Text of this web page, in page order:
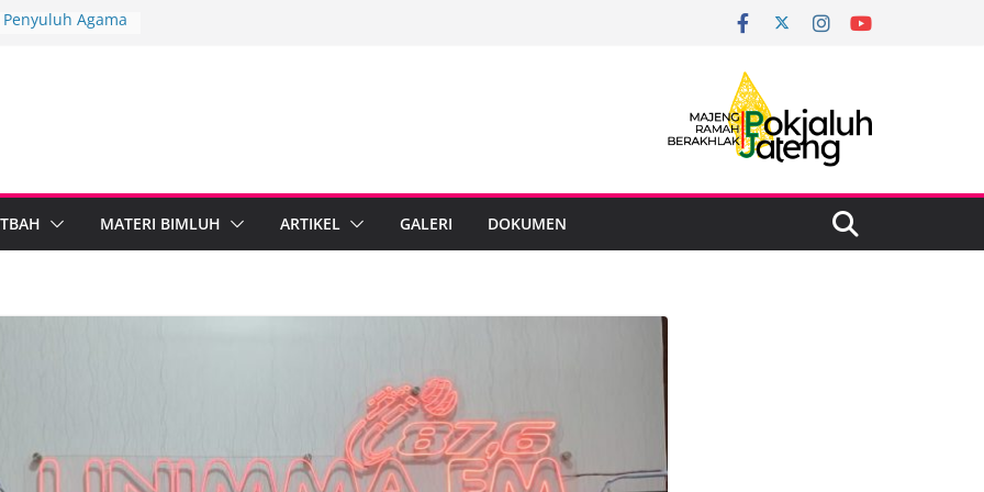
Agama
Penyuluh
Brebes
Implementasi
MATERI BIMLUH ARTIKEL GALERI DOKUMEN